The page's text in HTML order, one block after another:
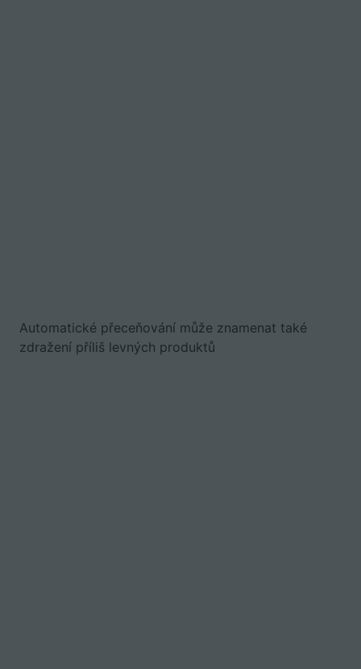
Automatické přeceňování může znamenat také
zdražení příliš levných produktů